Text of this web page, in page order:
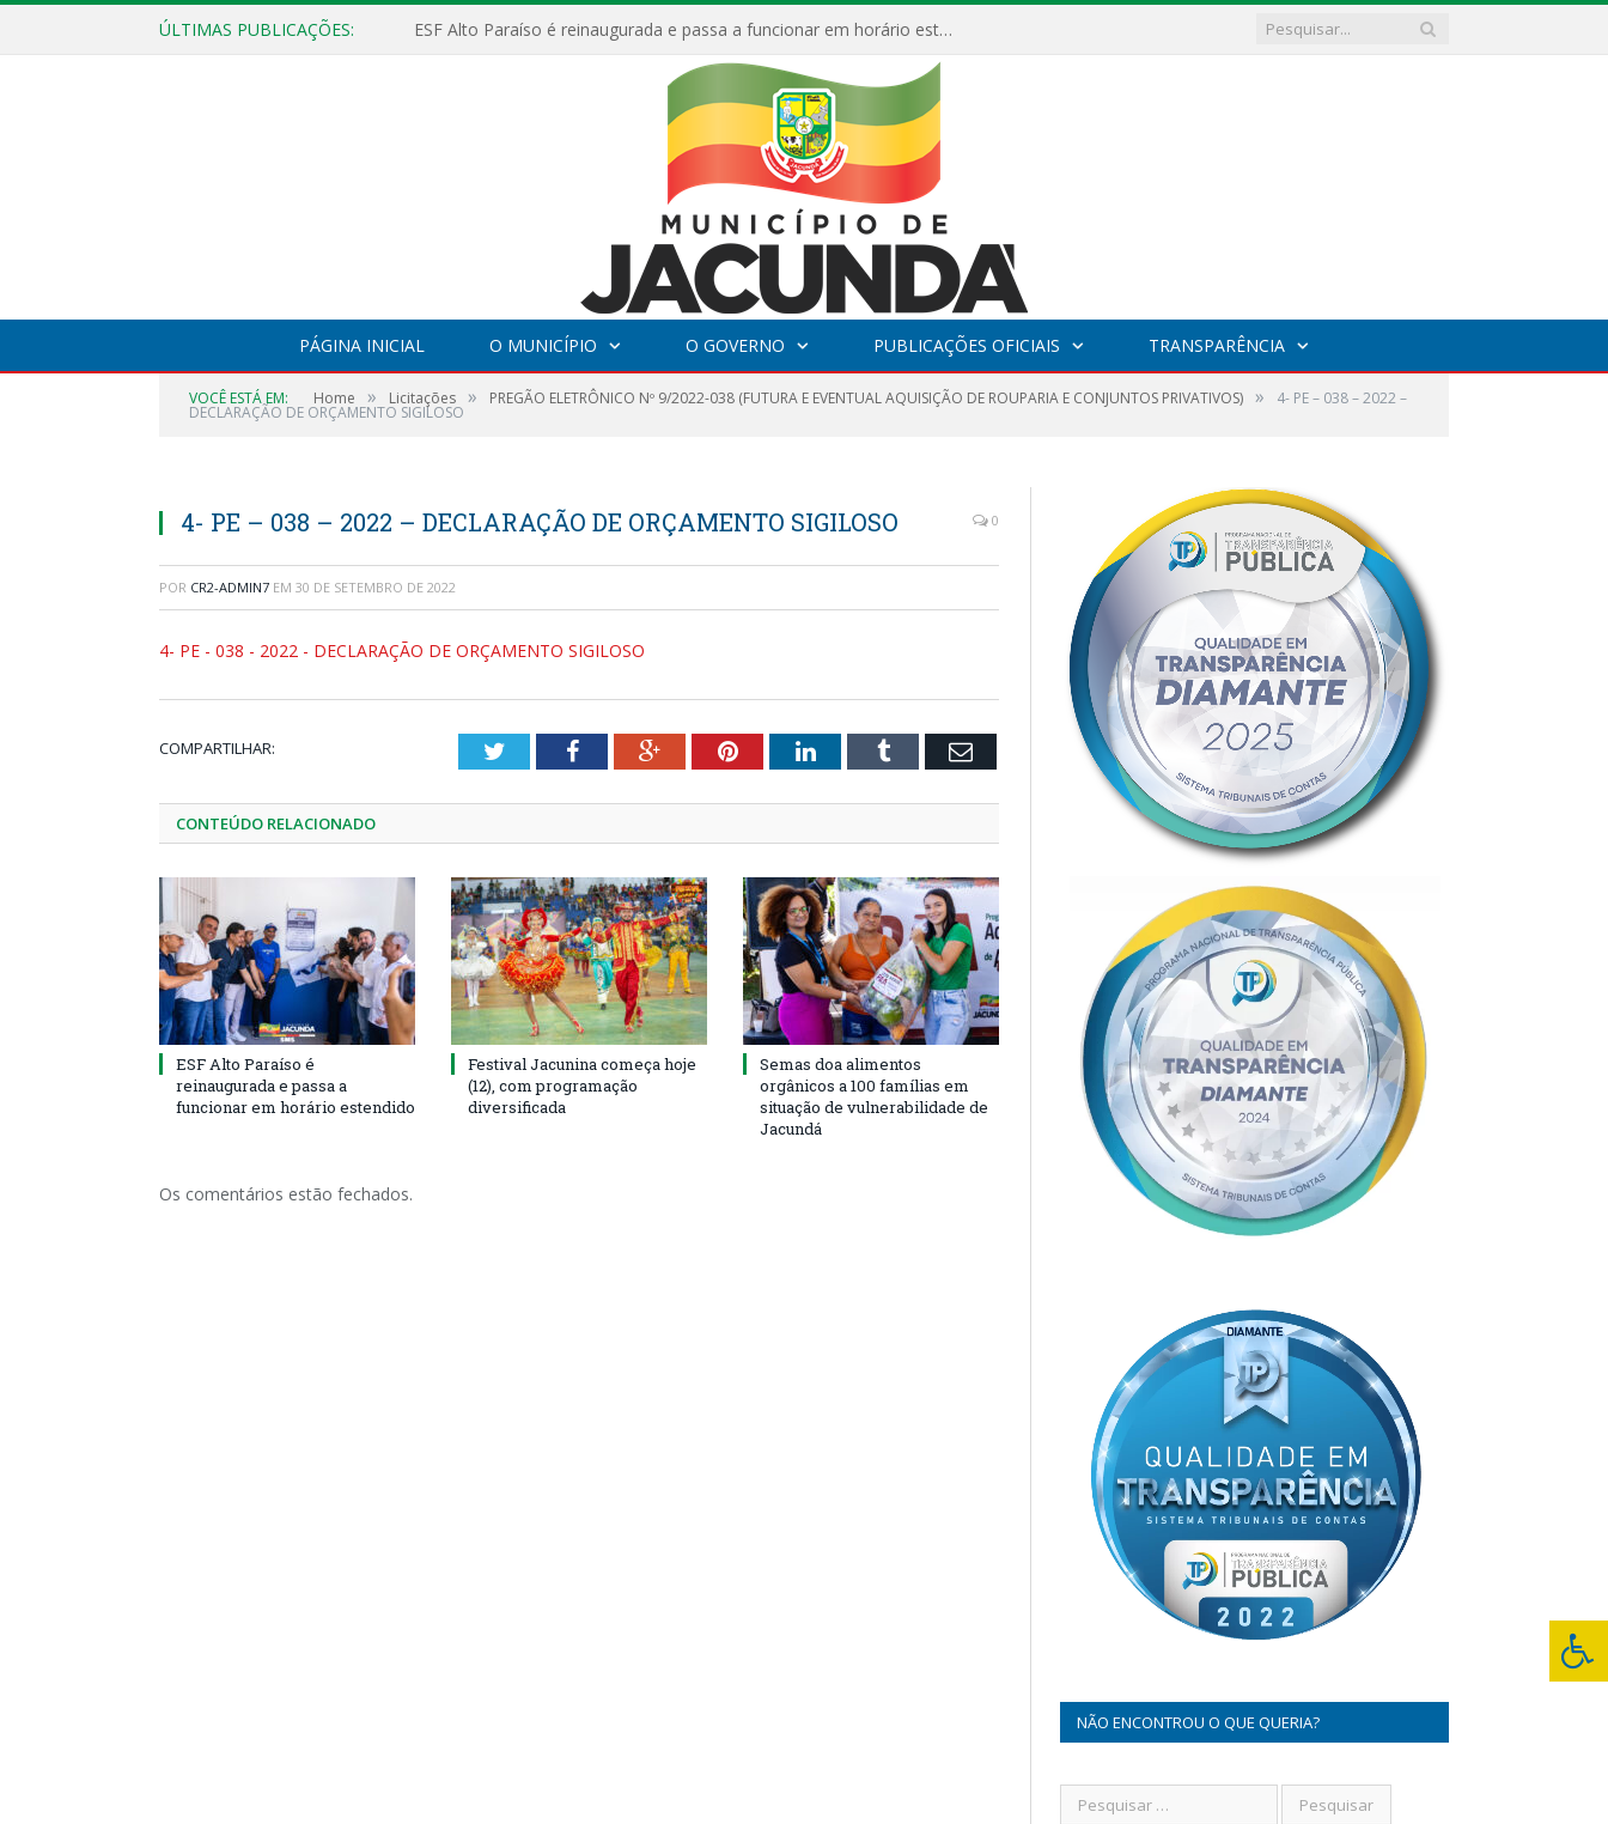
ÚLTIMAS PUBLICAÇÕES: ESF Alto Paraíso é reinaugurada e passa a funcionar em horário estendido
PÁGINA INICIAL O MUNICÍPIO O GOVERNO PUBLICAÇÕES OFICIAIS TRANSPARÊNCIA
VOCÊ ESTÁ EM: Home » Licitações » PREGÃO ELETRÔNICO Nº 9/2022-038 (FUTURA E EVENTUAL AQUISIÇÃO DE ROUPARIA E CONJUNTOS PRIVATIVOS) » 4- PE – 038 – 2022 –
DECLARAÇÃO DE ORÇAMENTO SIGILOSO
4- PE – 038 – 2022 – DECLARAÇÃO DE ORÇAMENTO SIGILOSO 0
POR CR2-ADMIN7 EM 30 DE SETEMBRO DE 2022
4- PE - 038 - 2022 - DECLARAÇÃO DE ORÇAMENTO SIGILOSO
COMPARTILHAR: TwitterFacebookGoogle+PinterestLinkedInTumblr Email
CONTEÚDO RELACIONADO
ESF Alto Paraíso é
reinaugurada e passa a
funcionar em horário estendido
Festival Jacunina começa hoje
(12), com programação
diversificada
Semas doa alimentos
orgânicos a 100 famílias em
situação de vulnerabilidade de
Jacundá
Os comentários estão fechados.
NÃO ENCONTROU O QUE QUERIA?